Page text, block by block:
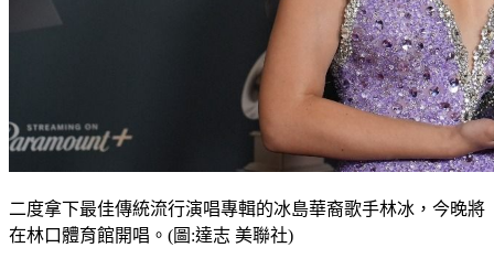
二度拿下最佳傳統流行演唱專輯的冰島華裔歌手林冰，今晚將
在林口體育館開唱。(圖:達志 美聯社)